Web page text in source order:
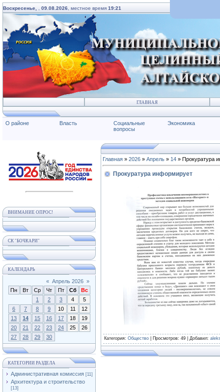
Воскресенье, 09.08.2026 , местное время 19:21
ГЛАВНАЯ
О районе Власть
Социальные
вопросы
Экономика
ВНИМАНИЕ ОПРОС!
СК "БОЧКАРИ"
КАЛЕНДАРЬ
« Апрель 2026 »
Пн
Вт Ср Чт Пт Сб
Вс
1
2 3 4
5
6
7 8 9 10 11
12
13
14 15 16 17 18
19
20
21 22 23 24 25
26
27
28 29 30
КАТЕГОРИИ РАЗДЕЛА
Административная комиссия [11]
Архитектура и строительство
[13]
Главная » 2026 » Апрель » 14 » Прокуратура
Прокуратура информирует
Категория: Общество Просмотров: 49 | Добавил: